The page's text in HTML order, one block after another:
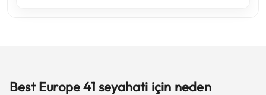
Best Europe 41 seyahati için neden